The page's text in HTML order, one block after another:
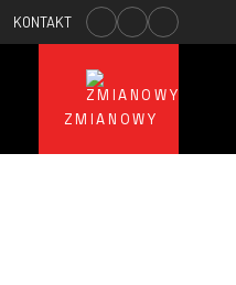
STRAŻY POŻARNĄ W
KONTAKT
ZMIANOWY